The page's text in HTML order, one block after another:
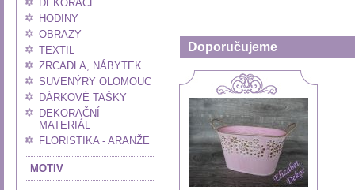
DEKORACE
HODINY
OBRAZY
TEXTIL
ZRCADLA, NÁBYTEK
SUVENÝRY OLOMOUC
DÁRKOVÉ TAŠKY
DEKORAČNÍ
MATERIÁL
FLORISTIKA - ARANŽE
MOTIV
Doporučujeme